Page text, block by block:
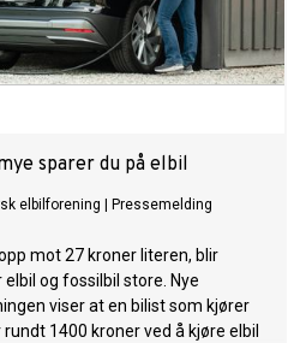
sparer du på elbil
elbilforening Pressemelding
mot 27 kroner literen, blir
og fossilbil store. Nye
viser at en bilist som kjører
1400 kroner ved å kjøre elbil